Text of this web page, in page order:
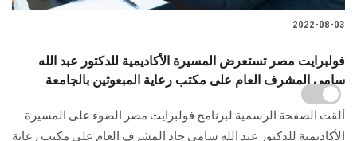
2022-08-03
فولبرايت مصر تستعرض المسيرة الأكاديمية للدكتور عبد الله
سامي المشرف العام على مكتب رعاية المبعوثين بالجامعة
ألقت الصفحة الرسمية لبرنامج فولبرايت مصر الضوء على المسيرة
الأكاديمية للدكتور عبد الله سامي جاد المشرف العام علي مكتب رعاية